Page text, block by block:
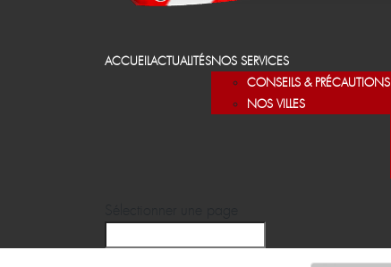
ACCUEILACTUALITÉSNOS SERVICES
CONSEILS & PRÉCAUTIONS
NOS VILLES